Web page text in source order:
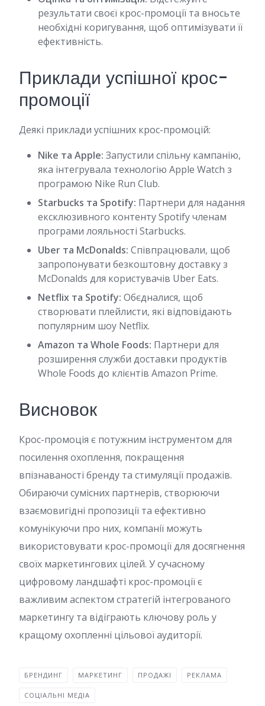
результати своєї крос-промоції та вносьте
необхідні коригування, щоб оптимізувати її
ефективність.
Приклади успішної крос-
промоції
Деякі приклади успішних крос-промоцій:
Nike та Apple: Запустили спільну кампанію,
яка інтегрувала технологію Apple Watch з
програмою Nike Run Club.
Starbucks та Spotify: Партнери для надання
ексклюзивного контенту Spotify членам
програми лояльності Starbucks.
Uber та McDonalds: Співпрацювали, щоб
запропонувати безкоштовну доставку з
McDonalds для користувачів Uber Eats.
Netflix та Spotify: Обєдналися, щоб
створювати плейлисти, які відповідають
популярним шоу Netflix.
Amazon та Whole Foods: Партнери для
розширення служби доставки продуктів
Whole Foods до клієнтів Amazon Prime.
Висновок
Крос-промоція є потужним інструментом для
посилення охоплення, покращення
впізнаваності бренду та стимуляції продажів.
Обираючи сумісних партнерів, створюючи
взаємовигідні пропозиції та ефективно
комунікуючи про них, компанії можуть
використовувати крос-промоції для досягнення
своїх маркетингових цілей. У сучасному
цифровому ландшафті крос-промоції є
важливим аспектом стратегій інтегрованого
маркетингу та відіграють ключову роль у
кращому охопленні цільової аудиторії.
БРЕНДИНГ МАРКЕТИНГ ПРОДАЖІ РЕКЛАМА
СОЦІАЛЬНІ МЕДІА